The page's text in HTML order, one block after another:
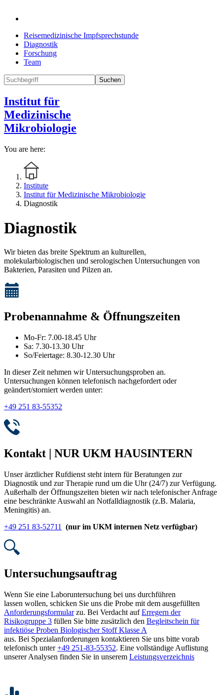
Reisemedizinische Impfsprechstunde
Diagnostik
Forschung
Team
Suchen
Institut für
Medizinische
Mikrobiologie
You are here:
Institute
Institut für Medizinische Mikrobiologie
Diagnostik
Diagnostik
Wir bieten das breite Spektrum an kulturellen,
molekularbiologischen und serologischen Untersuchungen von
Bakterien, Parasiten und Pilzen an.
Probenannahme & Öffnungszeiten
Mo-Fr: 7.00-18.45 Uhr
Sa: 7.30-13.30 Uhr
So/Feiertage: 8.30-12.30 Uhr
In dieser Zeit nehmen wir Untersuchungsproben an.
Untersuchungen können telefonisch nachgefordert oder
geändert/storniert werden unter:
+49 251 83-55352
Kontakt | NUR UKM HAUSINTERN
Unser ärztlicher Rufdienst steht intern für Beratungen zur
Diagnostik und zur Therapie rund um die Uhr (24/7) zur Verfügung.
Außerhalb der Öffnungszeiten bieten wir nach telefonischer Anfrage
eine beschränkte Auswahl an Notfalldiagnostik (z.B. Malaria,
Meningitis) an.
+49 251 83-52711
(nur im UKM internen Netz verfügbar)
Untersuchungsauftrag
Wenn Sie eine Laboruntersuchung bei uns durchführen
lassen wollen, schicken Sie uns die Probe mit dem ausgefüllten
Anforderungsformularzu. Bei Verdacht aufErregern der
Risikogruppe 3 füllen Sie bitte zusätzlich den Begleitschein für
infektiöse Proben Biologischer Stoff Klasse A
aus. Bei Spezialanforderungen kontaktieren Sie uns bitte vorab
telefonisch unter+49 251-83-55352. Eine vollständige Auflistung
unserer Analysen finden Sie in unserem Leistungsverzeichnis